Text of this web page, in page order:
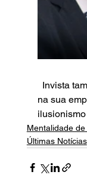
na sua
Mentalidade
Últimas Notícias